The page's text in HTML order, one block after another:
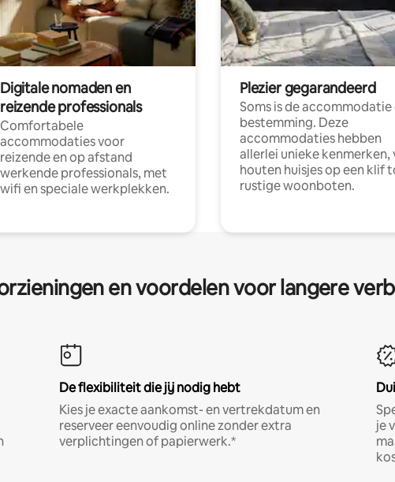
Digitale nomaden en
reizende professionals
Comfortabele
accommodaties voor
reizende en op afstand
werkende professionals, met
wifi en speciale werkplekken.
Plezier gegarandeerd
Soms is de accommodatie
bestemming. Deze
accommodaties hebben
allerlei unieke kenmerken,
houten huisjes op een klif
rustige woonboten.
en voordelen voor langere
De flexibiliteit die jij nodig hebt
Kies je exacte aankomst- en vertrekdatum en
reserveer eenvoudig online zonder extra
verplichtingen of papierwerk.*
je